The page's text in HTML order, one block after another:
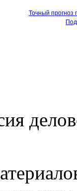
Точный прогноз